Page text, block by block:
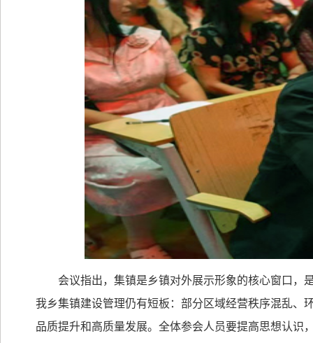
会议指出，集镇是乡镇对外展示形象的核心窗口，
我乡集镇建设管理仍有短板：部分区域经营秩序混乱、
品质提升和高质量发展。全体参会人员要提高思想认识